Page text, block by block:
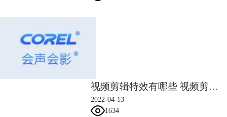
​视频剪辑特效有哪些 视频剪辑特效制作
2022-04-13
1634